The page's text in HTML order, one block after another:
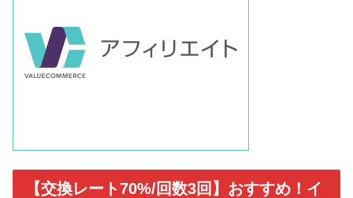
【交換レート70%/回数3回】おすすめ！イ